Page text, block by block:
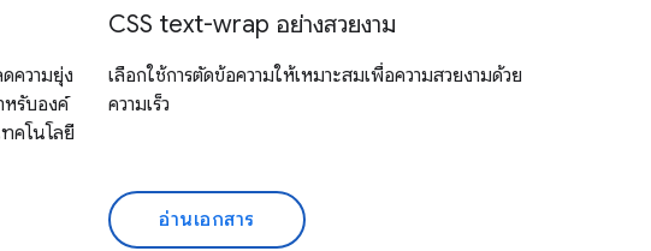
ความยุ่ง
รับองค์
คโนโลยี
CSS text-wrap อย่างสวยงาม
เลือกใช้การตัดข้อความให้เหมาะสมเพื่อความสวยงามด้วย
ความเร็ว
อ่านเอกสาร